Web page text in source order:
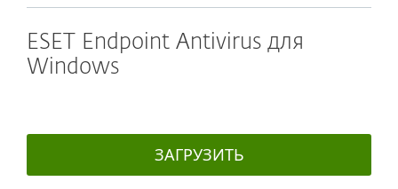
ESET Endpoint Antivirus для
Windows
ЗАГРУЗИТЬ